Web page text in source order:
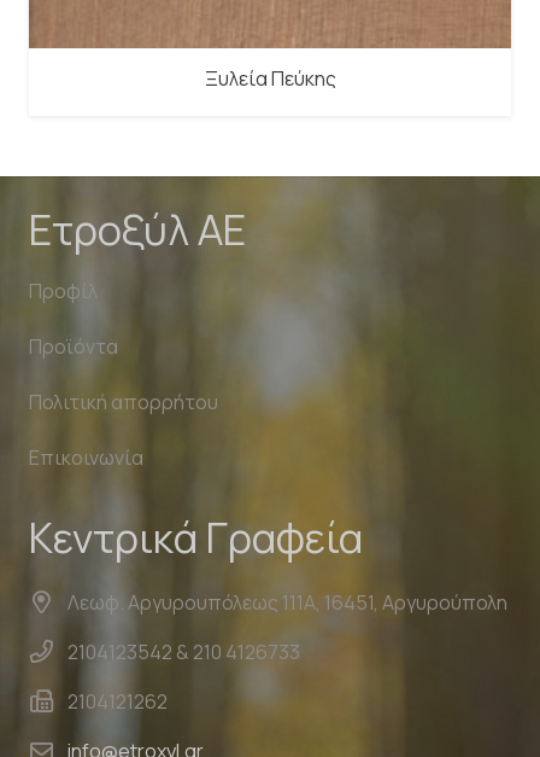
Ξυλεία Πεύκης
Ετροξύλ ΑΕ
Προφίλ
Προϊόντα
Πολιτική απορρήτου
Επικοινωνία
Κεντρικά Γραφεία
Λεωφ. Αργυρουπόλεως 111Α, 16451, Αργυρούπολη
2104123542 & 210 4126733
2104121262
info@etroxyl.gr